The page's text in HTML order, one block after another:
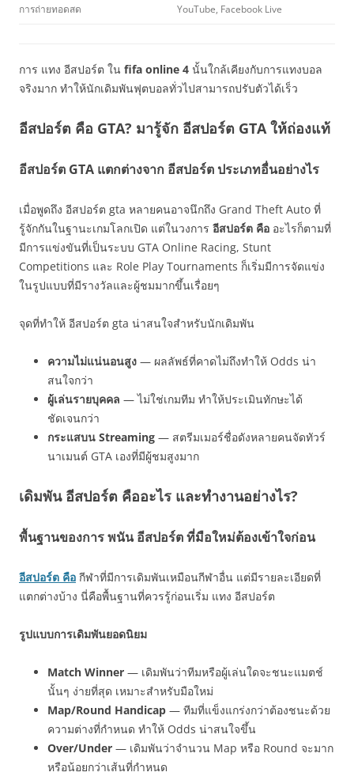
การถ่ายทอดสด YouTube, Facebook Live
การ แทง อีสปอร์ต ใน fifa online 4 นั้นใกล้เคียงกับการแทงบอล
จริงมาก ทำให้นักเดิมพันฟุตบอลทั่วไปสามารถปรับตัวได้เร็ว
อีสปอร์ต คือ GTA? มารู้จัก อีสปอร์ต GTA ให้ถ่องแท้
อีสปอร์ต GTA แตกต่างจาก อีสปอร์ต ประเภทอื่นอย่างไร
เมื่อพูดถึง อีสปอร์ต gta หลายคนอาจนึกถึง Grand Theft Auto ที่
รู้จักกันในฐานะเกมโลกเปิด แต่ในวงการ อีสปอร์ต คือ อะไรก็ตามที่
มีการแข่งขันที่เป็นระบบ GTA Online Racing, Stunt
Competitions และ Role Play Tournaments ก็เริ่มมีการจัดแข่ง
ในรูปแบบที่มีรางวัลและผู้ชมมากขึ้นเรื่อยๆ
จุดที่ทำให้ อีสปอร์ต gta น่าสนใจสำหรับนักเดิมพัน
ความไม่แน่นอนสูง — ผลลัพธ์ที่คาดไม่ถึงทำให้ Odds น่า
สนใจกว่า
ผู้เล่นรายบุคคล — ไม่ใช่เกมทีม ทำให้ประเมินทักษะได้
ชัดเจนกว่า
กระแสบน Streaming — สตรีมเมอร์ชื่อดังหลายคนจัดทัวร์
นาเมนต์ GTA เองที่มีผู้ชมสูงมาก
เดิมพัน อีสปอร์ต คืออะไร และทำงานอย่างไร?
พื้นฐานของการ พนัน อีสปอร์ต ที่มือใหม่ต้องเข้าใจก่อน
อีสปอร์ต คือ กีฬาที่มีการเดิมพันเหมือนกีฬาอื่น แต่มีรายละเอียดที่
แตกต่างบ้าง นี่คือพื้นฐานที่ควรรู้ก่อนเริ่ม แทง อีสปอร์ต
รูปแบบการเดิมพันยอดนิยม
Match Winner — เดิมพันว่าทีมหรือผู้เล่นใดจะชนะแมตช์
นั้นๆ ง่ายที่สุด เหมาะสำหรับมือใหม่
Map/Round Handicap — ทีมที่แข็งแกร่งกว่าต้องชนะด้วย
ความต่างที่กำหนด ทำให้ Odds น่าสนใจขึ้น
Over/Under — เดิมพันว่าจำนวน Map หรือ Round จะมาก
หรือน้อยกว่าเส้นที่กำหนด